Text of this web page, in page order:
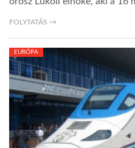
FOLYTATÁS →
EURÓPA